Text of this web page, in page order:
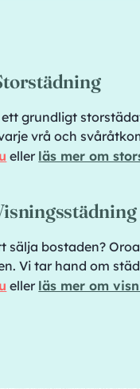
grundligt
vrå och
eller läs mer om
sälja bostaden?
Vi tar hand om
eller läs mer om